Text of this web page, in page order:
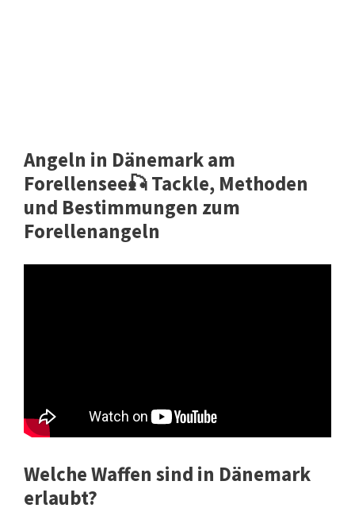
Angeln in Dänemark am
Forellensee🎣 Tackle, Methoden
und Bestimmungen zum
Forellenangeln
Welche Waffen sind in Dänemark
erlaubt?